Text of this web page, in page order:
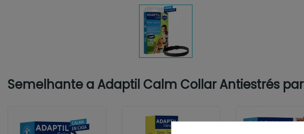
Semelhante a Adaptil Calm Collar Antiestrés